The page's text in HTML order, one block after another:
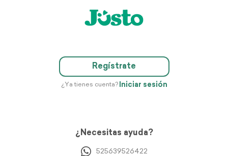
Regístrate
¿Ya tienes cuenta? Iniciar sesión
¿Necesitas ayuda?
525639526422